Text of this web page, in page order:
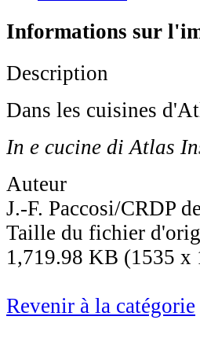
Informations sur
Description
Dans les cuisines
In e cucine di Atlas
Auteur
J.-F. Paccosi/CRDP
Taille du fichier
1,719.98 KB (1535 x
Revenir à la catégorie